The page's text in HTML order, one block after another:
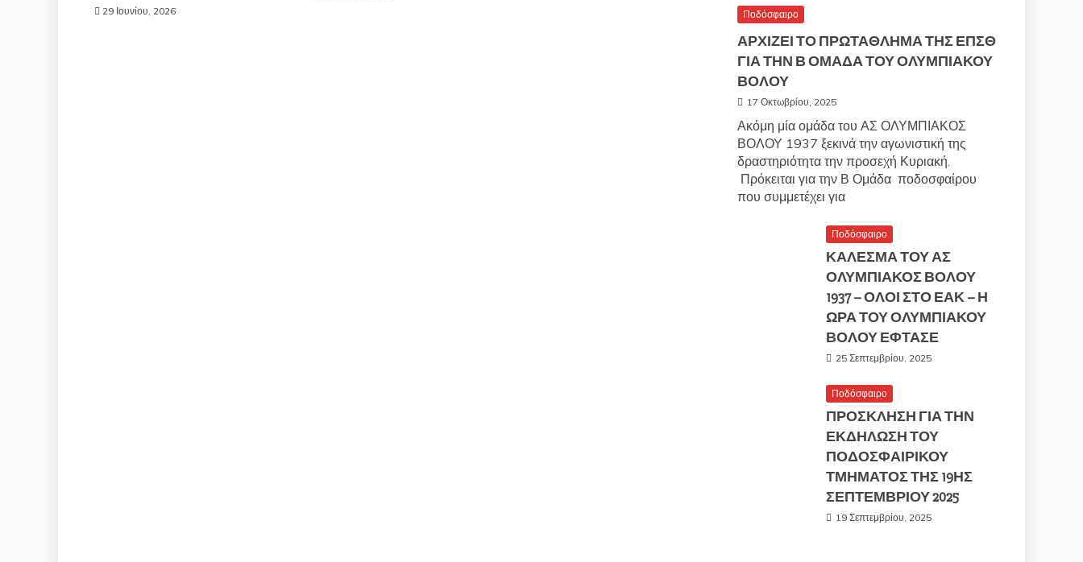
29 Ιουνίου, 2026 Ποδόσφαιρο
ΑΡΧΙΖΕΙ ΤΟ ΠΡΩΤΑΘΛΗΜΑ ΤΗΣ ΕΠΣΘ
ΓΙΑ ΤΗΝ Β ΟΜΑΔΑ ΤΟΥ ΟΛΥΜΠΙΑΚΟΥ
ΒΟΛΟΥ
17 Οκτωβρίου, 2025
Ακόμη μία ομάδα του ΑΣ ΟΛΥΜΠΙΑΚΟΣ
ΒΟΛΟΥ 1937 ξεκινά την αγωνιστική της
δραστηριότητα την προσεχή Κυριακή.
Πρόκειται για την Β Ομάδα ποδοσφαίρου
που συμμετέχει για
Ποδόσφαιρο
ΚΑΛΕΣΜΑ ΤΟΥ ΑΣ
ΟΛΥΜΠΙΑΚΟΣ ΒΟΛΟΥ
1937 – ΟΛΟΙ ΣΤΟ ΕΑΚ – Η
ΩΡΑ ΤΟΥ ΟΛΥΜΠΙΑΚΟΥ
ΒΟΛΟΥ ΕΦΤΑΣΕ
25 Σεπτεμβρίου, 2025
Ποδόσφαιρο
ΠΡΟΣΚΛΗΣΗ ΓΙΑ ΤΗΝ
ΕΚΔΗΛΩΣΗ ΤΟΥ
ΠΟΔΟΣΦΑΙΡΙΚΟΥ
ΤΜΗΜΑΤΟΣ ΤΗΣ 19ΗΣ
ΣΕΠΤΕΜΒΡΙΟΥ 2025
19 Σεπτεμβρίου, 2025